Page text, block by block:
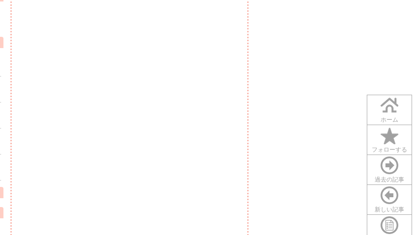
ホーム
フォローする
過去の記事
新しい記事